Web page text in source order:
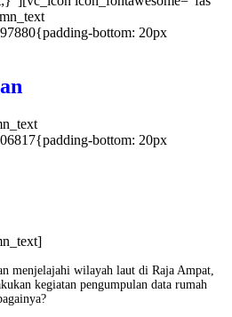
bottom: 20px
bottom: 20px
menjelajahi wilayah laut di Raja Ampat,
kegiatan pengumpulan data rumah